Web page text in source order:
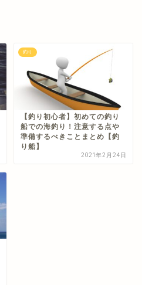
釣り
【釣り初心者】初めての釣り
船での海釣り！注意する点や
準備するべきことまとめ【釣
り船】
2021年2月24日